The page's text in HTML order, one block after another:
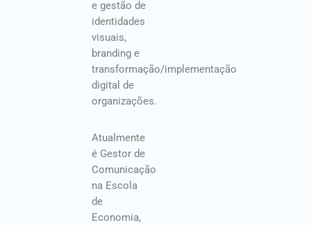
e gestão de
identidades
visuais,
branding e
transformação/implementação
digital de
organizações.
Atualmente
é Gestor de
Comunicação
na Escola
de
Economia,